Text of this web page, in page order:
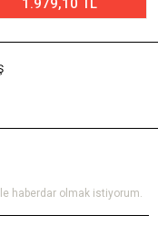
1.979,10 TL
haberdar olmak istiyorum.